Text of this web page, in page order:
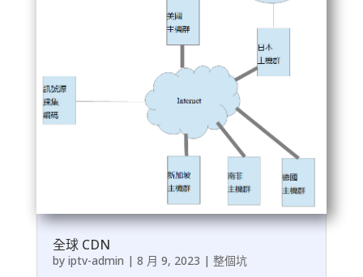
全球 CDN
by iptv-admin | 8 月 9, 2023 | 整個坑